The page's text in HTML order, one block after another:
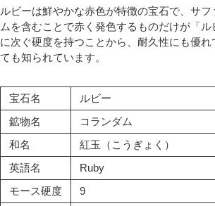
ルビーは鮮やかな赤色が特徴の宝石で、サ
ムを含むことで赤く発色するものだけが「
に次ぐ硬度を持つことから、耐久性にも優
ても知られています。
宝石名
ルビー
鉱物名
コランダム
和名
紅玉（こうぎょく）
英語名
Ruby
モース硬度
9